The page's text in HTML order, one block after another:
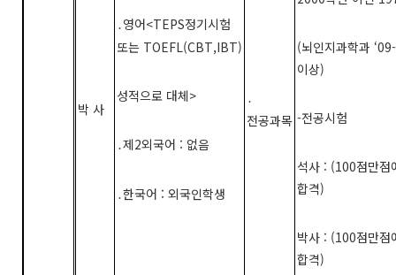
(뇌인지과학과
이상)
-전공시험
석사: (100점만점
합격)
박사: (100점만점
합격)
박 사
․ 영어<TEPS정기시험
또는TOEFL(CBT,IBT)
성적으로 대체>
․제2외국어 : 없음
․한국어 : 외국인학생
․
전공과목